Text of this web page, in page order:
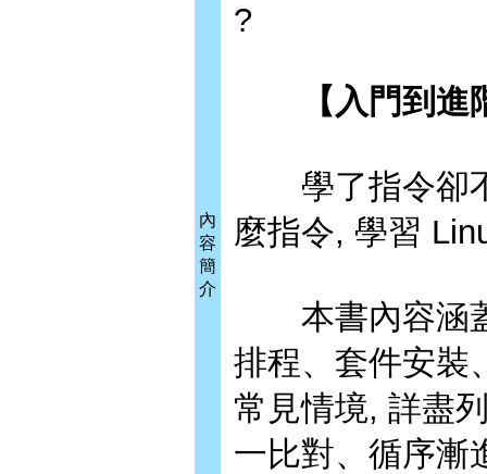
內
容
簡
介
?
【入門到進階
學了指令卻不
麼指令, 學習
本書內容涵蓋
排程、套件安裝
常見情境, 詳盡
一比對、循序漸